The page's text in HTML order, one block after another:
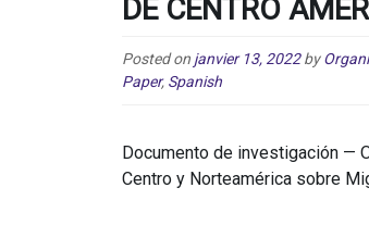
DE CENTRO
Posted on janvier 13, 2022 by
Paper, Spanish
Documento de investigación —
Centro y Norteamérica sobre